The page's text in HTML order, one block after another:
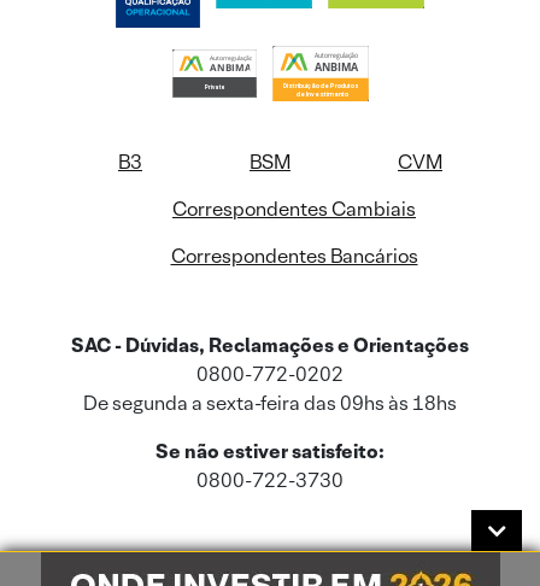
B3 BSM
CVM
Correspondentes Cambiais
Correspondentes Bancários
SAC - Dúvidas, Reclamações e Orientações
0800-772-0202
De segunda a sexta-feira das 09hs às 18hs
Se não estiver satisfeito:
0800-722-3730
Este site usa cookies e dados pessoais de acordo com a nossaPolítica de